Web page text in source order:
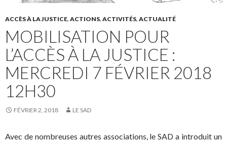
ACCÈS À LA JUSTICE, ACTIONS, ACTIVITÉS, ACTUALITÉ
MOBILISATION POUR
L’ACCÈS À LA JUSTICE :
MERCREDI 7 FÉVRIER 2018
12H30
FÉVRIER 2, 2018 LE SAD
Avec de nombreuses autres associations, le SAD a introduit un